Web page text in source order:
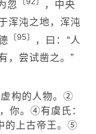
忽
，中央
浑沌之地，浑沌
〔95〕
，曰：“人
，尝试凿之。”
构的人物。②
你。④有虞氏：
的上古帝王。⑤